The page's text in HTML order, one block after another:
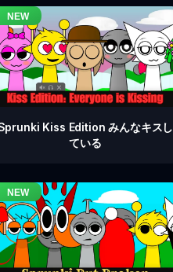
Kiss Edition みんなキスし
ている